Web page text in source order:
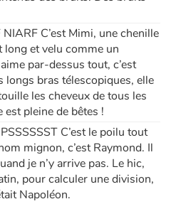
C’est Mimi, une chenille
et velu comme un
par-dessus tout, c’est
longs bras télescopiques, elle
les cheveux de tous les
est pleine de bêtes !
C’est le poilu tout
mignon, c’est Raymond. Il
je n’y arrive pas. Le hic,
pour calculer une division,
Napoléon.